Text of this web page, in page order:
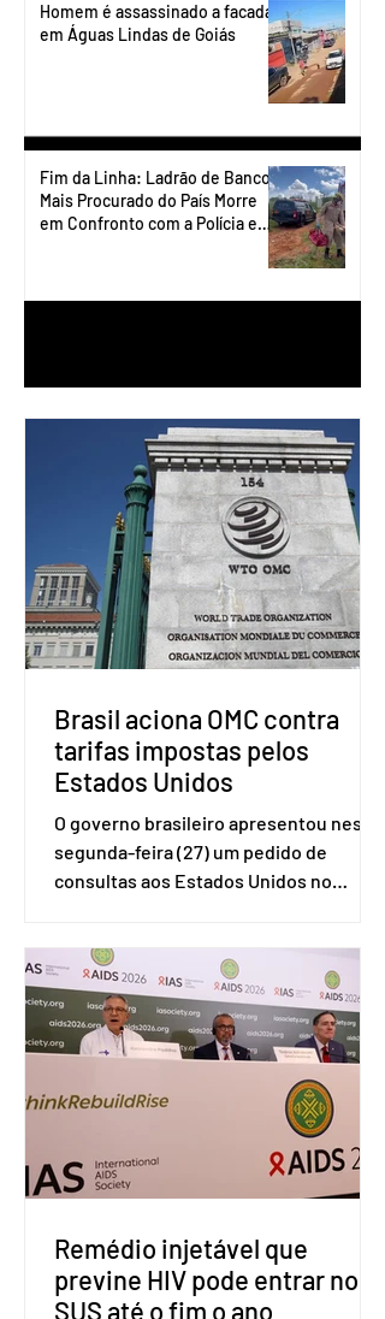
Homem é assassinado a facadas
em Águas Lindas de Goiás
Fim da Linha: Ladrão de Banco
Mais Procurado do País Morre
em Confronto com a Polícia em
Brasil aciona OMC contra
tarifas impostas pelos
Estados Unidos
O governo brasileiro apresentou nesta
segunda-feira (27) um pedido de
consultas aos Estados Unidos no
(OMC), contestando duas medidas
tarifárias adotadas pelo país norte-
americano com base na Seção 301 da
Lei de Comércio de 1974. Segundo nota
divulgada pelo Ministério das Relações
Exteriores, o Brasil considera que as
incompatíveis com as obrigações
assumidas pelos Estados Unid
Remédio injetável que
previne HIV pode entrar no
SUS até o fim o ano